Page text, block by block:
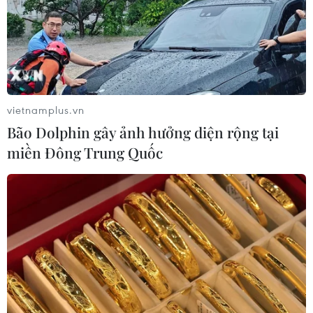
dân
07/08/2026 13:51
Bảo mẫu tại cơ sở mầm non thừa
nhận hành vi bạo hành hai trẻ
07/08/2026 12:27
Phát hiện đối tượng tàng trữ trái
phép vũ khí quân dụng
07/08/2026 12:25
Tây Ninh cảnh báo giả mạo cơ quan
đăng ký kinh doanh để lừa đảo
vietnamplus.vn
Bão Dolphin gây ảnh hưởng diện rộng tại
miền Đông Trung Quốc